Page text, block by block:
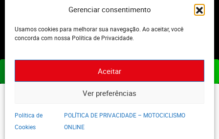
Gerenciar consentimento
Usamos cookies para melhorar sua navegação. Ao aceitar, você
concorda com nossa Política de Privacidade.
Aceitar
Ver preferências
Política de
Cookies
POLÍTICA DE PRIVACIDADE – MOTOCICLISMO
ONLINE
2023 - Editora Motor Midia. Todos os direitos reservados.
ASSINE JÁ